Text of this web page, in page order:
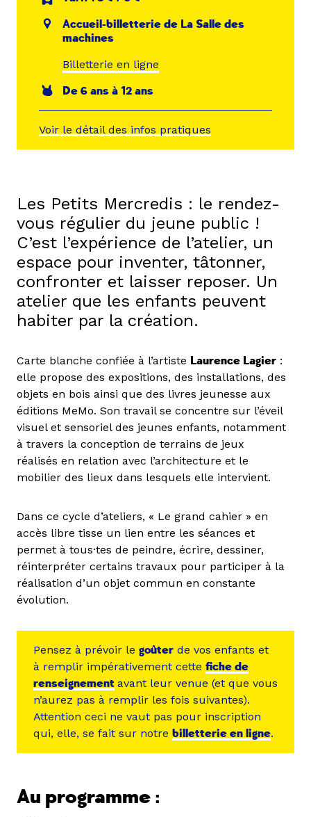
Accueil-billetterie de La Salle des
machines
Billetterie en ligne
De 6 ans à 12 ans
Voir le détail des infos pratiques
Les Petits Mercredis : le rendez-
vous régulier du jeune public !
C’est l’expérience de l’atelier, un
espace pour inventer, tâtonner,
confronter et laisser reposer. Un
atelier que les enfants peuvent
habiter par la création.
Carte blanche confiée à l’artiste Laurence Lagier :
elle propose des expositions, des installations, des
objets en bois ainsi que des livres jeunesse aux
éditions MeMo. Son travail se concentre sur l’éveil
visuel et sensoriel des jeunes enfants, notamment
à travers la conception de terrains de jeux
réalisés en relation avec l’architecture et le
mobilier des lieux dans lesquels elle intervient.
Dans ce cycle d’ateliers, « Le grand cahier » en
accès libre tisse un lien entre les séances et
permet à tous·tes de peindre, écrire, dessiner,
réinterpréter certains travaux pour participer à la
réalisation d’un objet commun en constante
évolution.
Pensez à prévoir le goûter de vos enfants et
à remplir impérativement cette fiche de
renseignement avant leur venue (et que vous
n’aurez pas à remplir les fois suivantes).
Attention ceci ne vaut pas pour inscription
qui, elle, se fait sur notre billetterie en ligne.
Au programme :